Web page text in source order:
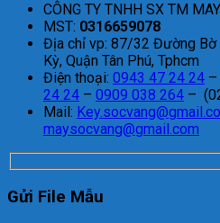
CÔNG TY TNHH SX TM
MST: 0316659078
Địa chỉ vp: 87/32 Đường Bờ
Kỳ, Quận Tân Phú, Tphcm
Điện thoại: 0943 47 24 24 –
24 24 – 0909 038 264 –
Mail:
maysocvang@gmail.com
Gửi File Mẫu